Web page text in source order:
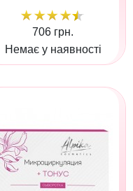
706 грн.
Немає у наявності